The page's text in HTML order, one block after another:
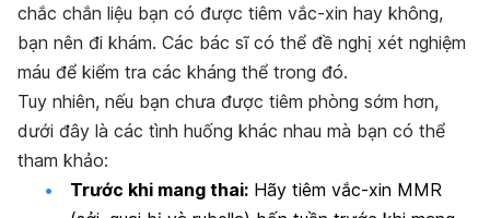
chắc chắn liệu bạn có được tiêm vắc-xin hay không,
bạn nên đi khám. Các bác sĩ có thể đề nghị xét nghiệm
máu để kiểm tra các kháng thể trong đó.
Tuy nhiên, nếu bạn chưa được tiêm phòng sớm hơn,
dưới đây là các tình huống khác nhau mà bạn có thể
tham khảo:
Trước khi mang thai: Hãy tiêm vắc-xin MMR